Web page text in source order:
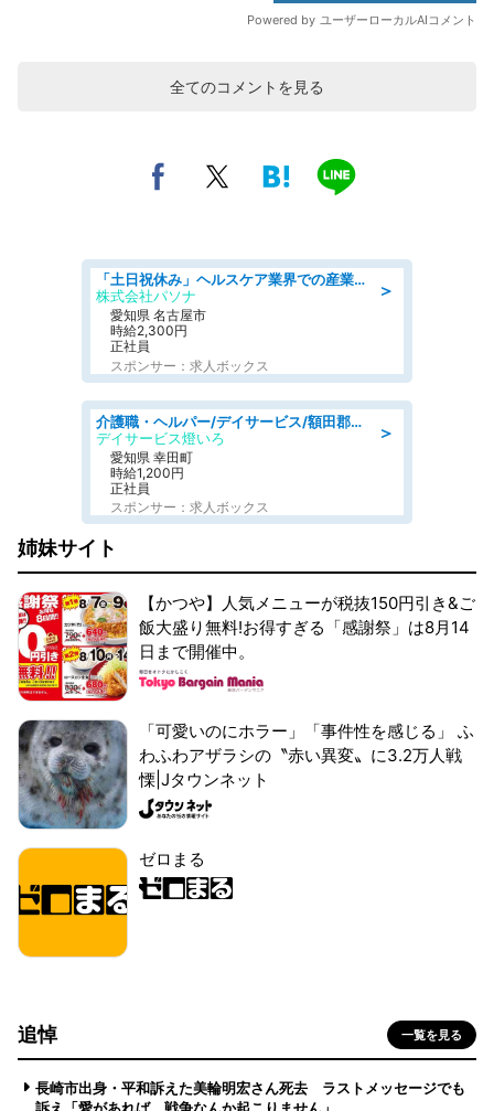
全てのコメントを見る
＞
「土日祝休み」ヘルスケア業界での産業保健師業務/看護師/高時給/未経験OK/要資格:正看護師
株式会社パソナ
愛知県 名古屋市
時給2,300円
正社員
スポンサー：求人ボックス
＞
介護職・ヘルパー/デイサービス/額田郡幸田町/JR東海道本線 幸田/愛知県
デイサービス燈いろ
愛知県 幸田町
時給1,200円
正社員
スポンサー：求人ボックス
姉妹サイト
【かつや】人気メニューが税抜150円引き&ご
飯大盛り無料!お得すぎる「感謝祭」は8月14
日まで開催中。
「可愛いのにホラー」「事件性を感じる」 ふ
わふわアザラシの〝赤い異変〟に3.2万人戦
慄|Jタウンネット
ゼロまる
追悼 一覧を見る
長崎市出身・平和訴えた美輪明宏さん死去 ラストメッセージでも